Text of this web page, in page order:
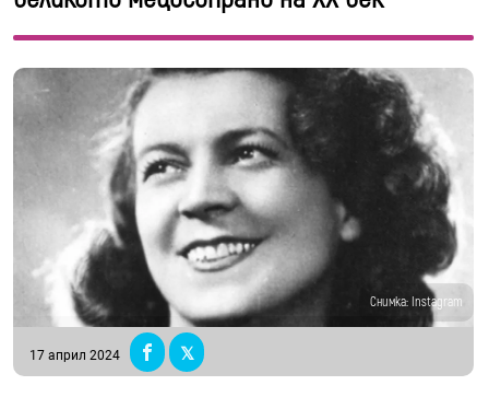
Снимка: Instagram
17 април 2024